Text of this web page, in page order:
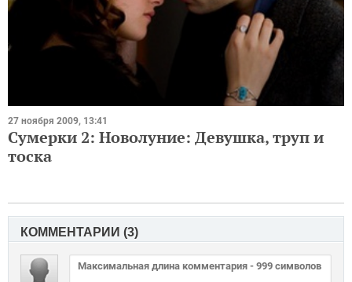
27 ноября 2009, 13:41
Сумерки 2: Новолуние: Девушка, труп и
тоска
КОММЕНТАРИИ (3)